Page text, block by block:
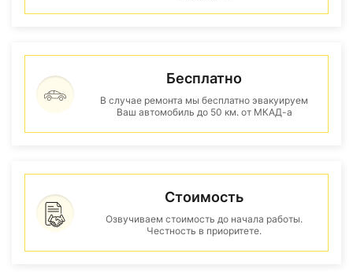
Бесплатно
В случае ремонта мы бесплатно эвакуируем
Ваш автомобиль до 50 км. от МКАД-а
Стоимость
Озвучиваем стоимость до начала работы.
Честность в приоритете.